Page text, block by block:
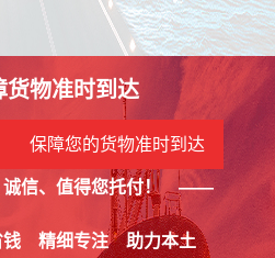
货物准时到达
保障您的货物准时到达
信、值得您托付！ ——
钱 精细专注 助力本土